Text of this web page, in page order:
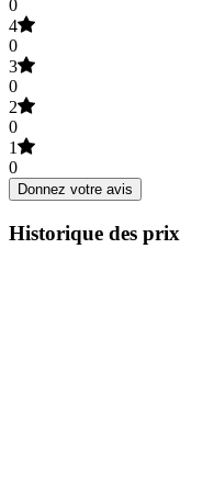
0
4
0
3
0
2
0
1
0
Donnez votre avis
Historique des prix